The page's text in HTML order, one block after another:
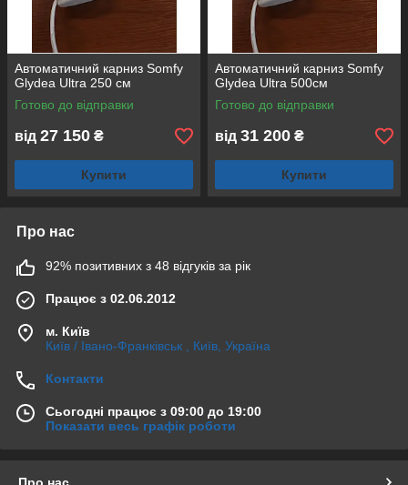
Автоматичний карниз Somfy
Glydea Ultra 250 см
Готово до відправки
від 27 150 ₴
Купити
Автоматичний карниз Somfy
Glydea Ultra 500см
Готово до відправки
від 31 200 ₴
Купити
Про нас
92% позитивних з 48 відгуків за рік
Працює з 02.06.2012
м. Київ
Київ / Івано-Франківськ , Київ, Україна
Контакти
Сьогодні працює з 09:00 до 19:00
Показати весь графік роботи